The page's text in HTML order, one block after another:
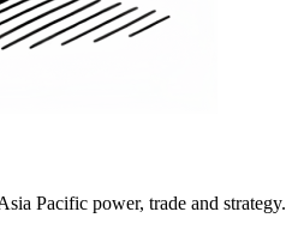
Pacific power, trade and strategy.